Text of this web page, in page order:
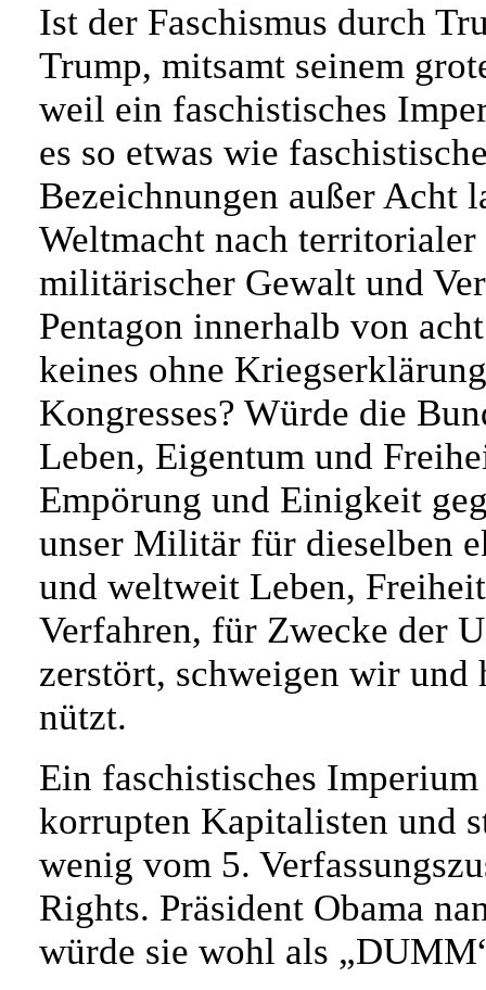
Ist der Faschismus durch
Trump, mitsamt seinem
weil ein faschistisches
es so etwas wie
Bezeichnungen außer Acht
Weltmacht nach
militärischer Gewalt und
Pentagon innerhalb von
keines ohne
Kongresses? Würde die
Leben, Eigentum und
Empörung und Einigkeit
unser Militär für dieselben
und weltweit Leben,
Verfahren, für Zwecke der
zerstört, schweigen wir und
nützt.
Ein faschistisches
korrupten Kapitalisten und
wenig vom 5.
Rights. Präsident Obama
würde sie wohl als